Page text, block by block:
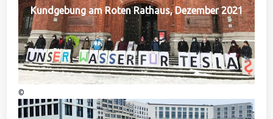
Kundgebung am Roten Rathaus, Dezember 2021
©